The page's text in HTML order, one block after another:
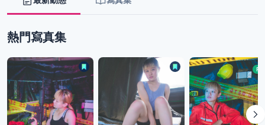
熱門寫真集
Free